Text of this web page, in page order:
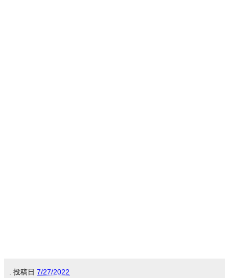
. 投稿日 7/27/2022